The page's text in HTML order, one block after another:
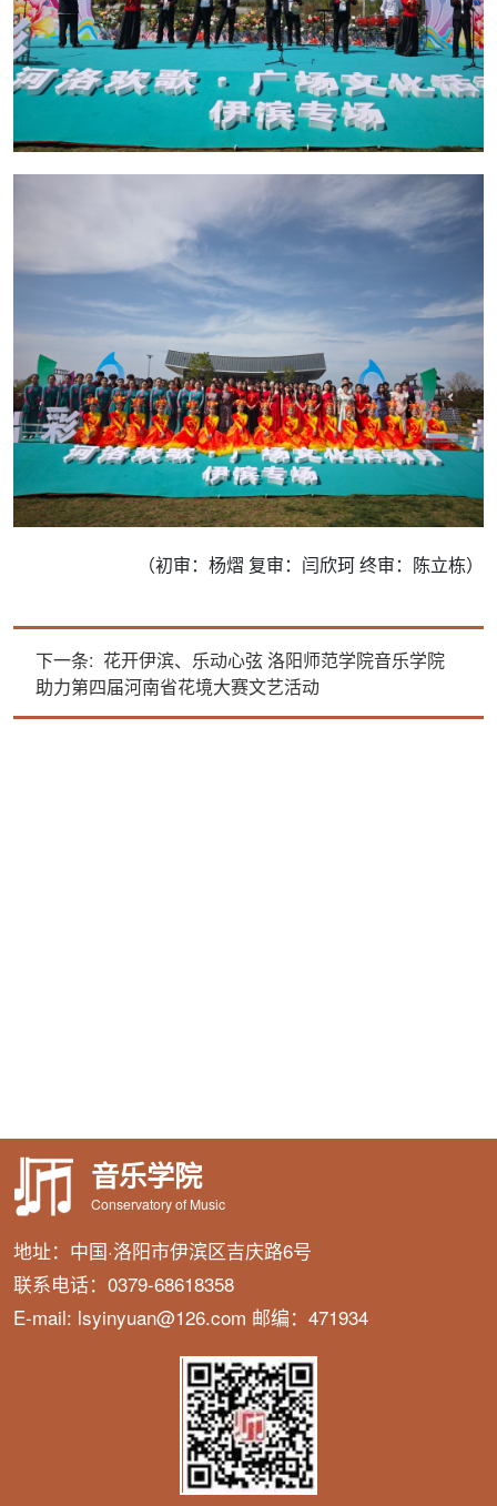
（初审：杨熠 复审：闫欣珂 终审：陈立栋）
下一条: 花开伊滨、乐动心弦 洛阳师范学院音乐学院
助力第四届河南省花境大赛文艺活动
音乐学院
Conservatory of Music
地址：中国·洛阳市伊滨区吉庆路6号
联系电话：0379-68618358
E-mail: lsyinyuan@126.com 邮编：471934